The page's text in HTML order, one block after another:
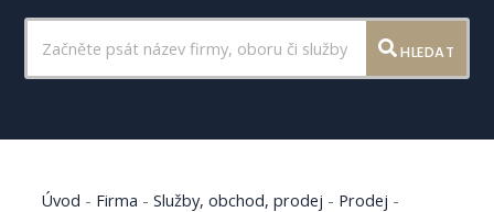
HLEDAT
Úvod - Firma -Služby, obchod, prodej - Prodej -